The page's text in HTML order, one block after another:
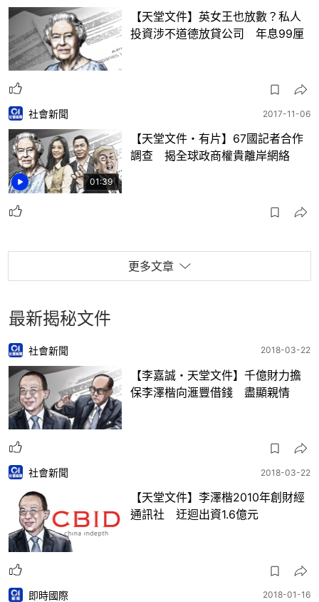
【天堂文件】英女王也放數？私人
投資涉不道德放貸公司 年息99厘
01:39
社會新聞 2017-11-06
【天堂文件・有片】67國記者合作
調查 揭全球政商權貴離岸網絡
更多文章
最新揭秘文件
社會新聞 2018-03-22
【李嘉誠・天堂文件】千億財力擔
保李澤楷向滙豐借錢 盡顯親情
社會新聞 2018-03-22
【天堂文件】李澤楷2010年創財經
通訊社 迂迴出資1.6億元
即時國際 2018-01-16